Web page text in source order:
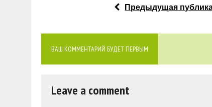
Предыдущая
ВАШ КОММЕНТАРИЙ БУДЕТ ПЕРВЫМ
Leave a comment